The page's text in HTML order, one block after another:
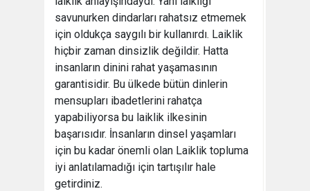
savunurken dindarları rahatsız etmemek
için oldukça saygılı bir kullanırdı. Laiklik
hiçbir zaman dinsizlik değildir. Hatta
insanların dinini rahat yaşamasının
garantisidir. Bu ülkede bütün dinlerin
mensupları ibadetlerini rahatça
yapabiliyorsa bu laiklik ilkesinin
başarısıdır. İnsanların dinsel yaşamları
için bu kadar önemli olan Laiklik topluma
iyi anlatılamadığı için tartışılır hale
getirdiniz.